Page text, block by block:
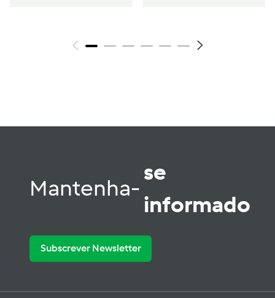
Mantenha-
se
informado
Subscrever Newsletter